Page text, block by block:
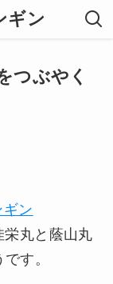
ギン
つぶやく
栄丸と蔭山丸
す。